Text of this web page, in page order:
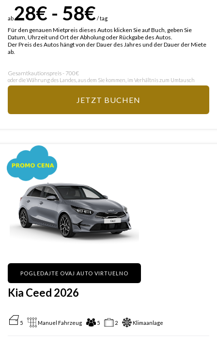
ab28€ - 58€ / tag
Für den genauen Mietpreis dieses Autos klicken Sie auf Buch, geben Sie
Datum, Uhrzeit und Ort der Abholung oder Rückgabe des Autos.
Der Preis des Autos hängt von der Dauer des Jahres und der Dauer der Miete
ab.
Gesamtkautionspreis - 700€
oder die Währung des Landes, aus dem Sie kommen, im Verhältnis zum Umtausch
JETZT BUCHEN
POGLEDAJTE OVAJ AUTO VIRTUELNO
Kia Ceed 2026
5 Manuel Fahrzeug 5 2 Klimaanlage